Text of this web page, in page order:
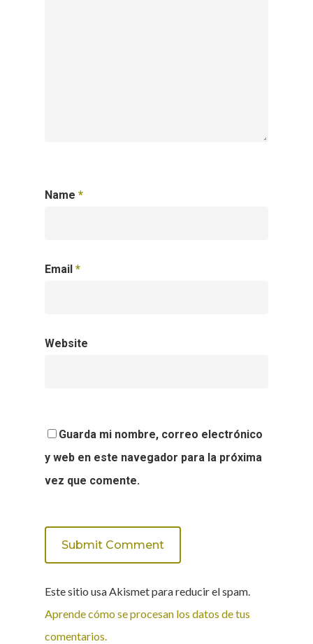
Name *
Email *
Website
Guarda mi nombre, correo electrónico
y web en este navegador para la próxima
vez que comente.
Este sitio usa Akismet para reducir el spam.
Aprende cómo se procesan los datos de tus
comentarios.